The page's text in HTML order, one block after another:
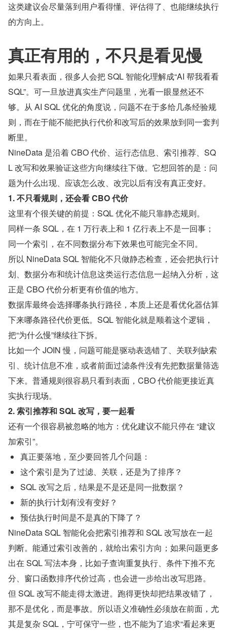
这类建议会尽量落到用户看得懂、评估得了、也能继续执行
的方向上。
真正有用的，不只是看见慢
如果只看表面，很多人会把 SQL 智能化理解成“AI 帮我看看
SQL”。可一旦放进真实生产问题里，光看一眼显然还不
够。从 AI SQL 优化的角度说，问题不在于多给几条经验规
则，而在于能不能把执行代价和改写后的效果放到同一套判
断里。
NineData 是沿着 CBO 代价、运行态信息、索引推荐、SQ
L 改写和效果验证这些方向继续往下做。它想回答的是：问
题为什么出现、应该怎么改、改完以后有没有真正变好。
1. 不只看规则，还会看 CBO 代价
这里有个很关键的前提：SQL 优化不能只靠静态规则。
同样一条 SQL，在 1 万行表上和 1 亿行表上不是一回事；
同一个索引，在不同数据分布下效果也可能完全不同。
所以 NineData SQL 智能化不只做静态检查，还会把执行计
划、数据分布和统计信息这类运行态信息一起纳入分析，这
正是 CBO 代价分析更有价值的地方。
数据库最终会选择哪条执行路径，本质上还是看优化器估算
下来哪条路径代价更低。SQL 智能化就是顺着这个逻辑，
把“为什么慢”继续往下拆。
比如一个 JOIN 慢，问题可能是驱动表选错了、关联列缺索
引、统计信息不准，或者前面过滤条件没有先把数据量筛选
下来。普通规则很容易只看到表面，CBO 代价能更接近真
实执行现场。
2. 索引推荐和 SQL 改写，要一起看
还有一个很容易被忽略的地方：优化建议不能只停在 “建议
加索引”。
真正要落地，至少要回答几个问题：
这个索引是为了过滤、关联，还是为了排序？
SQL 改写之后，结果是不是还是同一批数据？
新的执行计划有没有变好？
预估执行时间是不是真的下降了？
NineData SQL 智能化会把索引推荐和 SQL 改写放在一起
判断。能通过索引改善的，就给出索引方向；如果问题更多
出在 SQL 写法本身，比如子查询重复执行、条件下推不充
分、窗口函数排序代价过高，也会进一步给出改写思路。
但 SQL 改写不能走得太激进。跑得更快却把结果改错了，
那不是优化，而是事故。所以语义准确性必须放在前面，尤
其是复杂 SQL，宁可保守一些，也不能为了追求“看起来更